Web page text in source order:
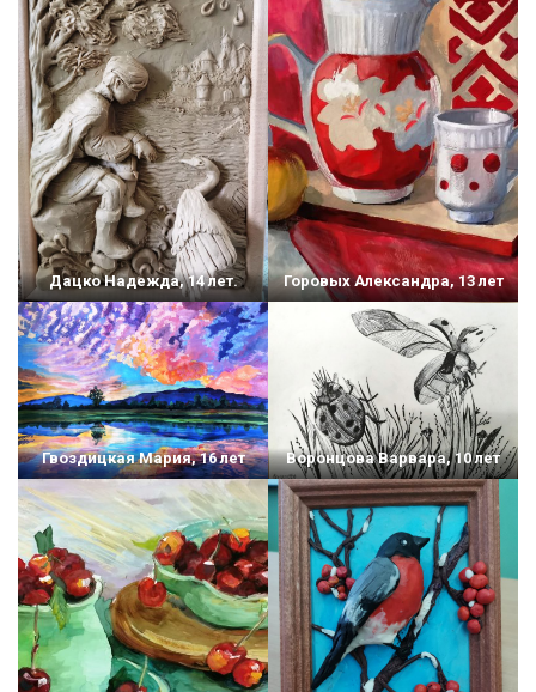
Дацко Надежда, 14 лет. Горовых Александра, 13 лет
Гвоздицкая Мария, 16 лет Воронцова Варвара, 10 лет